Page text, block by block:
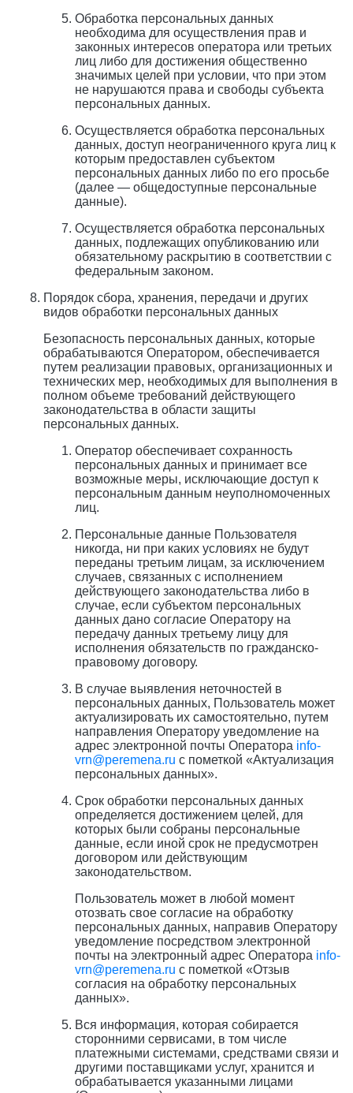
Обработка персональных данных
необходима для осуществления прав и
законных интересов оператора или третьих
лиц либо для достижения общественно
значимых целей при условии, что при этом
не нарушаются права и свободы субъекта
персональных данных.
Осуществляется обработка персональных
данных, доступ неограниченного круга лиц к
которым предоставлен субъектом
персональных данных либо по его просьбе
(далее — общедоступные персональные
данные).
Осуществляется обработка персональных
данных, подлежащих опубликованию или
обязательному раскрытию в соответствии с
федеральным законом.
Порядок сбора, хранения, передачи и других
видов обработки персональных данных
Безопасность персональных данных, которые
обрабатываются Оператором, обеспечивается
путем реализации правовых, организационных и
технических мер, необходимых для выполнения в
полном объеме требований действующего
законодательства в области защиты
персональных данных.
Оператор обеспечивает сохранность
персональных данных и принимает все
возможные меры, исключающие доступ к
персональным данным неуполномоченных
лиц.
Персональные данные Пользователя
никогда, ни при каких условиях не будут
переданы третьим лицам, за исключением
случаев, связанных с исполнением
действующего законодательства либо в
случае, если субъектом персональных
данных дано согласие Оператору на
передачу данных третьему лицу для
исполнения обязательств по гражданско-
правовому договору.
В случае выявления неточностей в
персональных данных, Пользователь может
актуализировать их самостоятельно, путем
направления Оператору уведомление на
адрес электронной почты Оператора info-
vrn@peremena.ru с пометкой «Актуализация
персональных данных».
Срок обработки персональных данных
определяется достижением целей, для
которых были собраны персональные
данные, если иной срок не предусмотрен
договором или действующим
законодательством.
Пользователь может в любой момент
отозвать свое согласие на обработку
персональных данных, направив Оператору
уведомление посредством электронной
почты на электронный адрес Оператора info-
vrn@peremena.ru с пометкой «Отзыв
согласия на обработку персональных
данных».
Вся информация, которая собирается
сторонними сервисами, в том числе
платежными системами, средствами связи и
другими поставщиками услуг, хранится и
обрабатывается указанными лицами